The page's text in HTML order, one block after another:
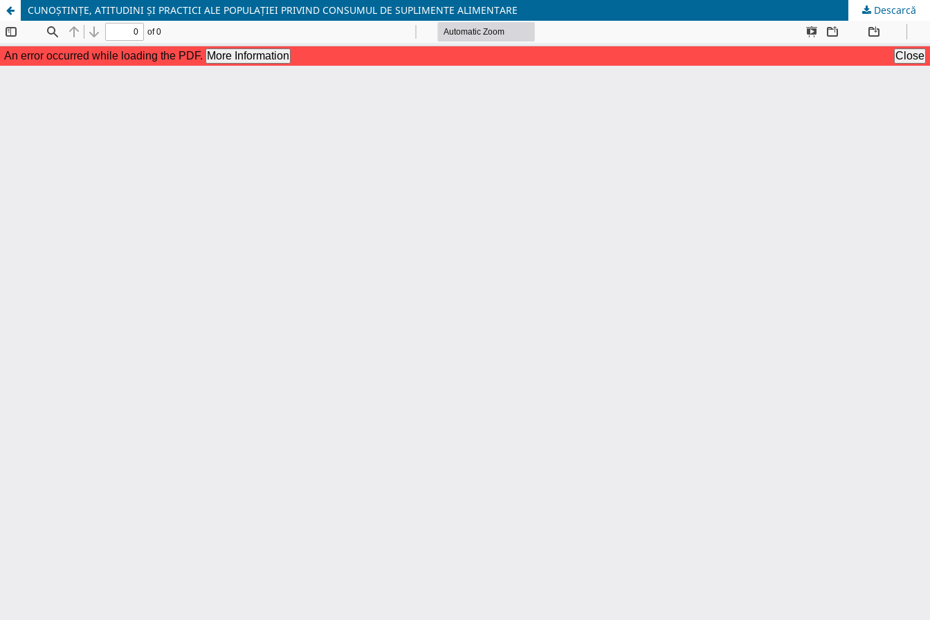
CUNOȘTINȚE, ATITUDINI ȘI PRACTICI ALE POPULAȚIEI PRIVIND CONSUMUL DE SUPLIMENTE ALIMENTARE Descarcă